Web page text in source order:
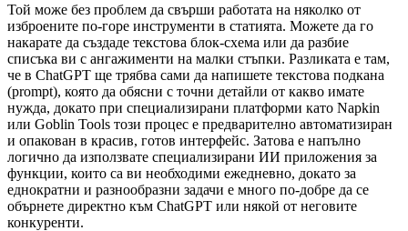
Той може без проблем да свърши работата на няколко от
изброените по-горе инструменти в статията. Можете да го
накарате да създаде текстова блок-схема или да разбие
списъка ви с ангажименти на малки стъпки. Разликата е там,
че в ChatGPT ще трябва сами да напишете текстова подкана
(prompt), която да обясни с точни детайли от какво имате
нужда, докато при специализирани платформи като Napkin
или Goblin Tools този процес е предварително автоматизиран
и опакован в красив, готов интерфейс. Затова е напълно
логично да използвате специализирани ИИ приложения за
функции, които са ви необходими ежедневно, докато за
еднократни и разнообразни задачи е много по-добре да се
обърнете директно към ChatGPT или някой от неговите
конкуренти.